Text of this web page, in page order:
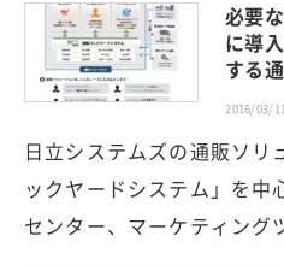
必要
に導
する
2016/03/
日立システムズの通販ソリ
ックヤードシステム」を中
センター、マーケティン